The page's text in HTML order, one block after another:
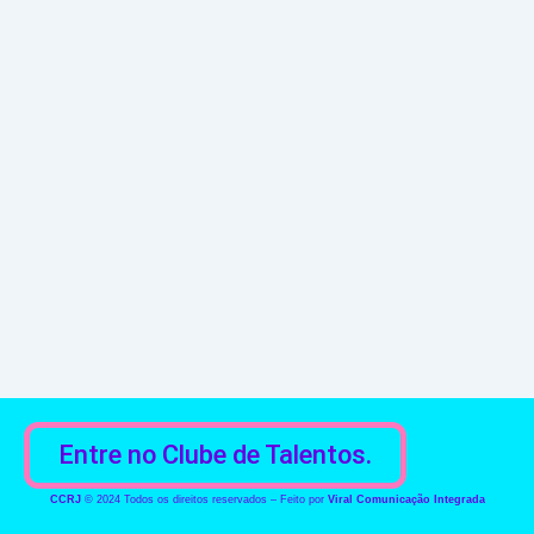
Entre no Clube de Talentos.
CCRJ© 2024 Todos os direitos reservados – Feito por Viral Comunicação Integrada